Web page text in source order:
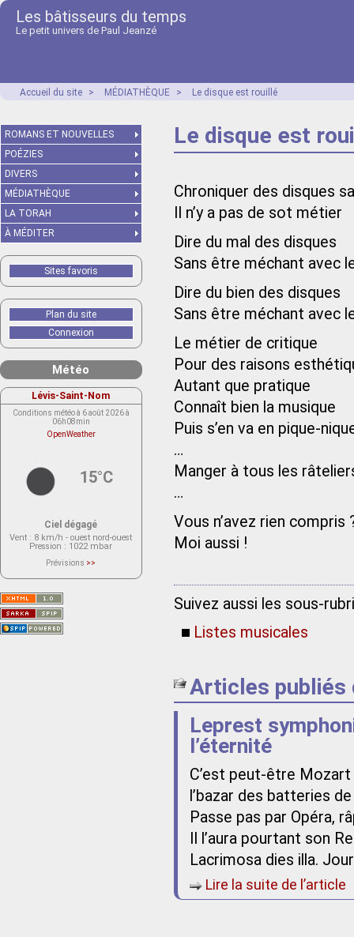
Les bâtisseurs du temps
Le petit univers de Paul Jeanzé
Accueil du site > MÉDIATHÈQUE > Le disque est rouillé
Le disque est
Chroniquer des disques
Il n’y a pas de sot métier
Dire du mal des disques
Sans être méchant avec
Dire du bien des disques
Sans être méchant avec
Le métier de critique
Pour des raisons
Autant que pratique
Connaît bien la musique
Puis s’en va en pique-
…
Manger à tous les
…
Vous n’avez rien compris
Moi aussi !
Suivez aussi les sous-
Listes musicales
Articles publiés
Leprest
l’éternité
C’est peut-être
l’bazar des batteries
Passe pas par Opéra,
Il l’aura pourtant son
Lacrimosa dies illa.
Lire la suite de l’article
ROMANS ET NOUVELLES
POÉZIES
DIVERS
MÉDIATHÈQUE
LA TORAH
À MÉDITER
Sites favoris
Plan du site
Connexion
Météo
Lévis-Saint-Nom
Conditions météo à 6 août 2026 à
06h08min
OpenWeather
15°C
Ciel dégagé
Vent : 8 km/h - ouest nord-ouest
Pression : 1022 mbar
Prévisions >>
actuellement aucune prévision
Saint-Nom.
Veuillez consulter le message du
service ci-dessous.
(401 - Invalid API key. Please see
https://openweathermap.org/faq#error401